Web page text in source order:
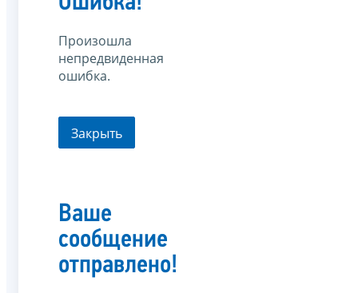
Произошла
непредвиденная
ошибка.
Закрыть
Ваше
сообщение
отправлено!